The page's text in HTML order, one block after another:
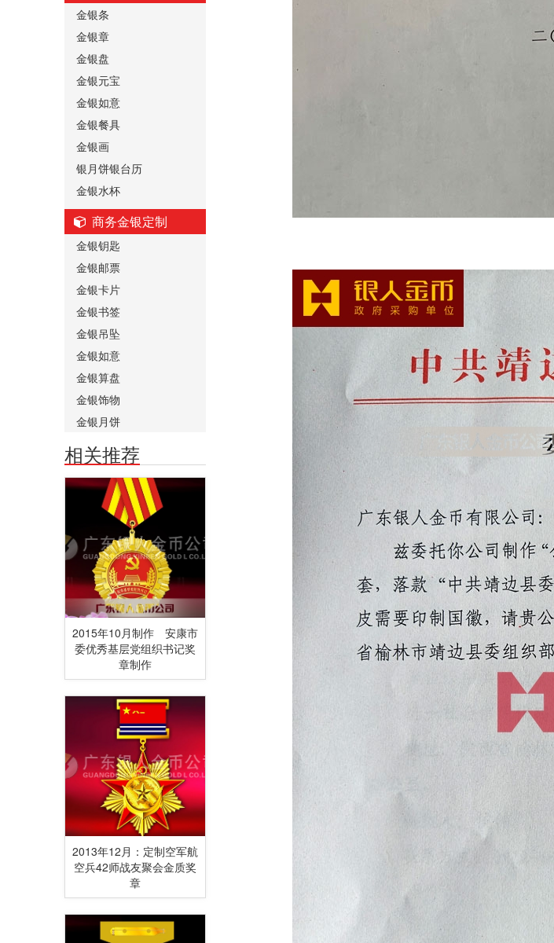
金银条
金银章
金银盘
金银元宝
金银如意
金银餐具
金银画
银月饼银台历
金银水杯
商务金银定制
金银钥匙
金银邮票
金银卡片
金银书签
金银吊坠
金银如意
金银算盘
金银饰物
金银月饼
相关推荐
2015年10月制作 安康市
委优秀基层党组织书记奖
章制作
2013年12月：定制空军航
空兵42师战友聚会金质奖
章